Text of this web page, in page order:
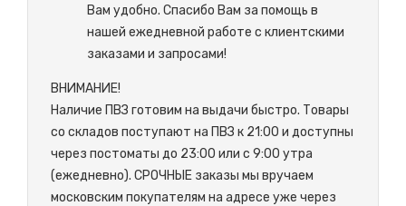
Вам удобно. Спасибо Вам за помощь в
нашей ежедневной работе с клиентскими
заказами и запросами!
ВНИМАНИЕ!
Наличие ПВЗ готовим на выдачи быстро. Товары
со складов поступают на ПВЗ к 21:00 и доступны
через постоматы до 23:00 или с 9:00 утра
(ежедневно). СРОЧНЫЕ заказы мы вручаем
московским покупателям на адресе уже через